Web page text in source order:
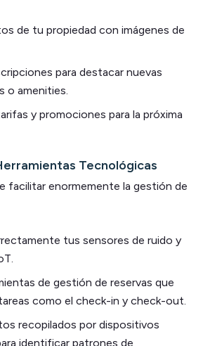
de tu propiedad con imágenes de
para destacar nuevas
o amenities.
y promociones para la próxima
Tecnológicas
facilitar enormemente la gestión de
tus sensores de ruido y
de gestión de reservas que
como el check-in y check-out.
recopilados por dispositivos
identificar patrones de